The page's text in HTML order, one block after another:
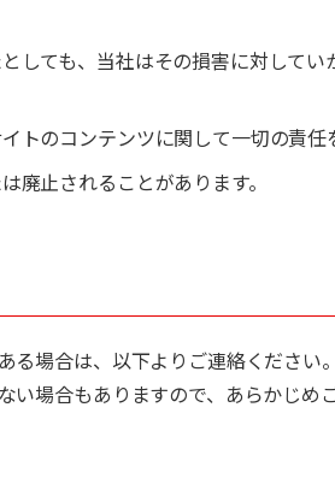
しても、当社はその損害に対して
トのコンテンツに関して一切の責任
廃止されることがあります。
る場合は、以下よりご連絡くださ
場合もありますので、あらかじめ